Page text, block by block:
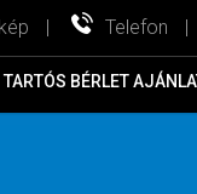
| Telefon |
TARTÓS BÉRLET